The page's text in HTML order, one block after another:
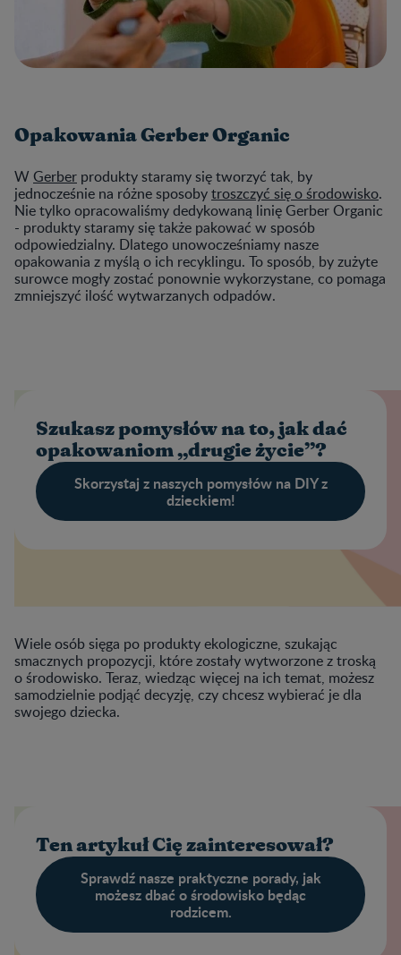
Opakowania Gerber Organic
W Gerber produkty staramy się tworzyć tak, by
jednocześnie na różne sposobytroszczyć się o środowisko.
Nie tylko opracowaliśmy dedykowaną linię Gerber Organic
- produkty staramy się także pakować w sposób
odpowiedzialny. Dlatego unowocześniamy nasze
opakowania z myślą o ich recyklingu. To sposób, by zużyte
surowce mogły zostać ponownie wykorzystane, co pomaga
zmniejszyć ilość wytwarzanych odpadów.
Szukasz pomysłów na to, jak dać
opakowaniom „drugie życie”?
Skorzystaj z naszych pomysłów na DIY z
dzieckiem!
Wiele osób sięga po produkty ekologiczne, szukając
smacznych propozycji, które zostały wytworzone z troską
o środowisko. Teraz, wiedząc więcej na ich temat, możesz
samodzielnie podjąć decyzję, czy chcesz wybierać je dla
swojego dziecka.
Ten artykuł Cię zainteresował?
Sprawdź nasze praktyczne porady, jak
możesz dbać o środowisko będąc
rodzicem.